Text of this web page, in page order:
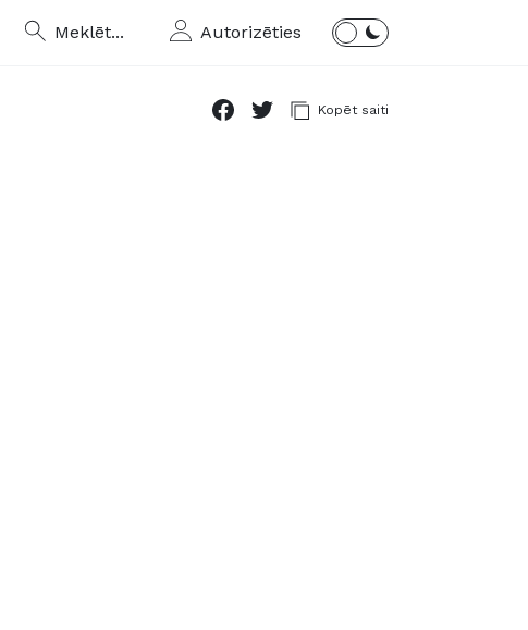
Meklēt... Autorizēties
Kopēt saiti